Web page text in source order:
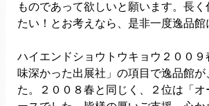
ものであって欲しいと願います。長
たい！とお考えなら、是非一度逸品館
ハイエンドショウトウキョウ２００
味深かった出展社」の項目で逸品館
た。２００８春と同じく、２位は「